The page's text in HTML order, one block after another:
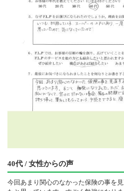
40代 / 女性からの声
今回あまり関心のなかった保険の事を